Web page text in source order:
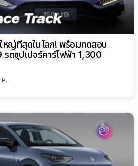
หญ่ที่สุดในโลก! พร้อมทดสอบ
ถซุปเปอร์คาร์ไฟฟ้า 1,300